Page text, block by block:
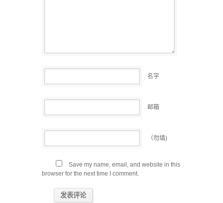
名字
邮箱
（勿填)
Save my name, email, and website in this
browser for the next time I comment.